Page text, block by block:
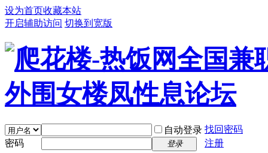
设为首页收藏本站
开启辅助访问 切换到宽版
自动登录 找回密码
密码
登录 注册